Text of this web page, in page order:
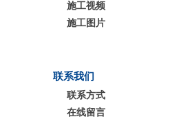
施工视频
施工图片
联系我们
联系方式
在线留言